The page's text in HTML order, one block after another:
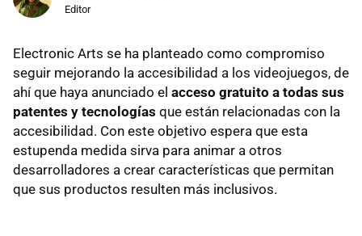
Editor
Electronic Arts se ha planteado como compromiso
seguir mejorando la accesibilidad a los videojuegos, de
ahí que haya anunciado el acceso gratuito a todas sus
patentes y tecnologías que están relacionadas con la
accesibilidad. Con este objetivo espera que esta
estupenda medida sirva para animar a otros
desarrolladores a crear características que permitan
que sus productos resulten más inclusivos.